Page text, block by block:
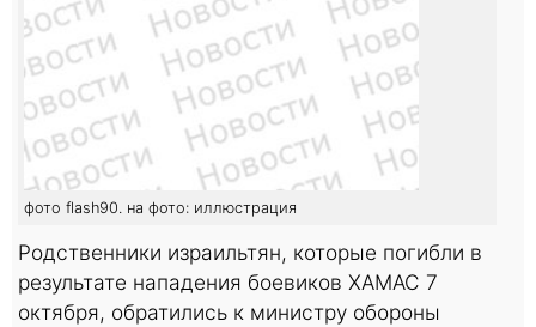
фото flash90. на фото: иллюстрация
Родственники израильтян, которые погибли в
результате нападения боевиков ХАМАС 7
октября, обратились к министру обороны